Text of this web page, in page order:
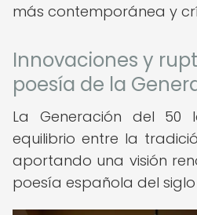
más contemporánea y
Innovaciones y
poesía de la
La Generación del 50
equilibrio entre la
aportando una visión
poesía española del siglo